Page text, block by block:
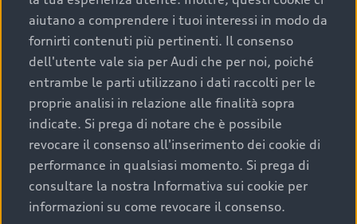
condizioni della carrozzeria e degli interni: una
buona conservazione evidenzia cura e attenzione del
precedente proprietario;
efficienza meccanica: motore, trasmissione e
componenti principali in ottimo stato garantiscono
prestazioni affidabili e sicure.
Acquistare un’auto usata in una Concessionaria ufficiale
Audi che offre l’usato garantito tramite Audi Prima
Scelta :plus, significa affidarsi ad un prodotto che viene
sottoposto a 110 controlli approfonditi e coperto da
aiutano a comprendere i tuoi interessi in modo da
fornirti contenuti più pertinenti. Il consenso
dell'utente vale sia per Audi che per noi, poiché
entrambe le parti utilizzano i dati raccolti per le
proprie analisi in relazione alle finalità sopra
indicate. Si prega di notare che è possibile
revocare il consenso all'inserimento dei cookie di
performance in qualsiasi momento. Si prega di
consultare la nostra Informativa sui cookie per
informazioni su come revocare il consenso.